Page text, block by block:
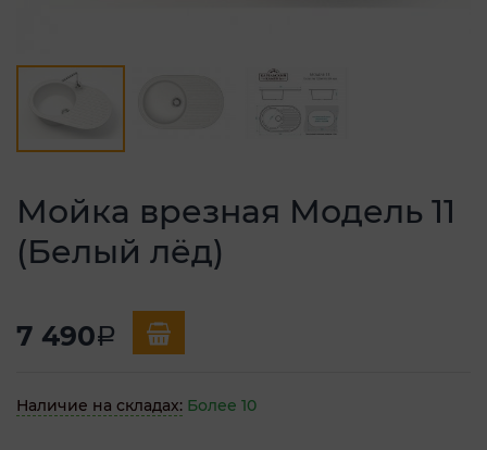
Мойка врезная Модель 11
(Белый лёд)
7 490a
Наличие на складах: Более 10